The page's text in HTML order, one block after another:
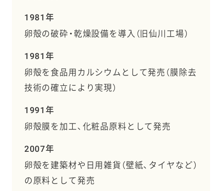
1981年
卵殻の破砕・乾燥設備を導入（旧仙川工場）
1981年
卵殻を食品用カルシウムとして発売（膜除去
技術の確立により実現）
1991年
卵殻膜を加工、化粧品原料として発売
2007年
卵殻を建築材や日用雑貨（壁紙、タイヤなど）
の原料として発売